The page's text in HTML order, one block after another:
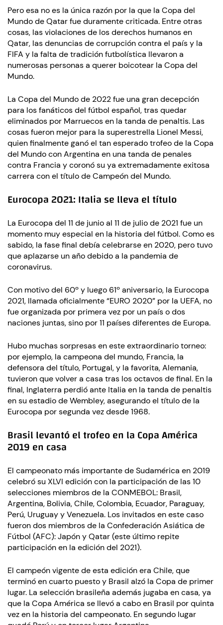
Pero esa no es la única razón por la que la Copa del
Mundo de Qatar fue duramente criticada. Entre otras
cosas, las violaciones de los derechos humanos en
Qatar, las denuncias de corrupción contra el país y la
FIFA y la falta de tradición futbolística llevaron a
numerosas personas a querer boicotear la Copa del
Mundo.
La Copa del Mundo de 2022 fue una gran decepción
para los fanáticos del fútbol español, tras quedar
eliminados por Marruecos en la tanda de penaltis. Las
cosas fueron mejor para la superestrella Lionel Messi,
quien finalmente ganó el tan esperado trofeo de la Copa
del Mundo con Argentina en una tanda de penales
contra Francia y coronó su ya extremadamente exitosa
carrera con el título de Campeón del Mundo.
Eurocopa 2021: Italia se lleva el título
La Eurocopa del 11 de junio al 11 de julio de 2021 fue un
momento muy especial en la historia del fútbol. Como es
sabido, la fase final debía celebrarse en 2020, pero tuvo
que aplazarse un año debido a la pandemia de
coronavirus.
Con motivo del 60º y luego 61º aniversario, la Eurocopa
2021, llamada oficialmente “EURO 2020” por la UEFA, no
fue organizada por primera vez por un país o dos
naciones juntas, sino por 11 países diferentes de Europa.
Hubo muchas sorpresas en este extraordinario torneo:
por ejemplo, la campeona del mundo, Francia, la
defensora del título, Portugal, y la favorita, Alemania,
tuvieron que volver a casa tras los octavos de final. En la
final, Inglaterra perdió ante Italia en la tanda de penaltis
en su estadio de Wembley, asegurando el título de la
Eurocopa por segunda vez desde 1968.
Brasil levantó el trofeo en la Copa América
2019 en casa
El campeonato más importante de Sudamérica en 2019
celebró su XLVI edición con la participación de las 10
selecciones miembros de la CONMEBOL: Brasil,
Argentina, Bolivia, Chile, Colombia, Ecuador, Paraguay,
Perú, Uruguay y Venezuela. Los invitados en este caso
fueron dos miembros de la Confederación Asiática de
Fútbol (AFC): Japón y Qatar (este último repite
participación en la edición del 2021).
El campeón vigente de esta edición era Chile, que
terminó en cuarto puesto y Brasil alzó la Copa de primer
lugar. La selección brasileña además jugaba en casa, ya
que la Copa América se llevó a cabo en Brasil por quinta
vez en la historia del campeonato. En segundo lugar